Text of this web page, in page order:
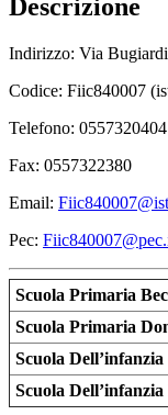
Descrizione
Indirizzo: Via
Codice: Fiic840007
Telefono: 0557320404
Fax: 0557322380
Email:
Pec:
Scuola Primaria
Scuola Primaria
Scuola
Scuola